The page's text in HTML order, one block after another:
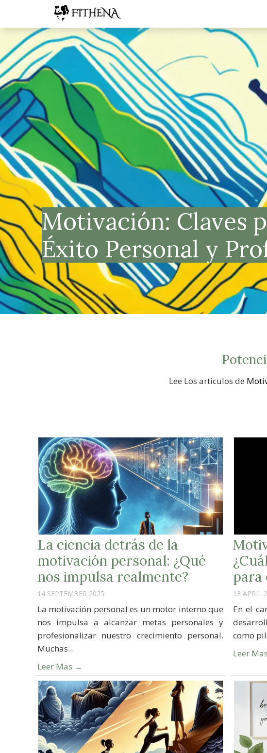
Lee Los articulos de
Motivación: Claves
Éxito Personal y
La ciencia detrás de la
motivación personal: ¿Qué
nos impulsa realmente?
14 SEPTEMBER 2025
La motivación personal es un motor interno que
nos impulsa a alcanzar metas personales y
profesionalizar nuestro crecimiento personal.
Muchas...
Leer Mas →
para
13 APRIL
En el
como
Leer